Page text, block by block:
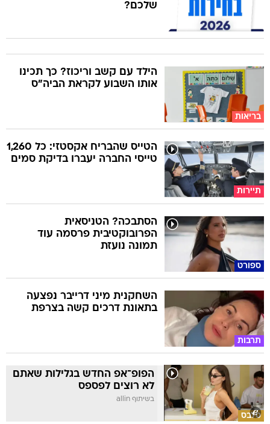
שלכם?
בריאות
הילד עם קשב וריכוז? כך תכינו
אותו השבוע לקראת הביה"ס
תיירות
הטייס שהבריח אקסטזי: כל 1,260
טייסי החברה יעברו בדיקת סמים
ספורט
הסתבכה? הטניסאית
הפרובוקטיבית פרסמה עוד
תמונה נועזת
תרבות
השחקנית מיני דרייבר נפצעה
בתאונת דרכים קשה בצרפת
סלבס
הפופ־אפ החדש בגלילות שאתם
לא רוצים לפספס
בשיתוף allin